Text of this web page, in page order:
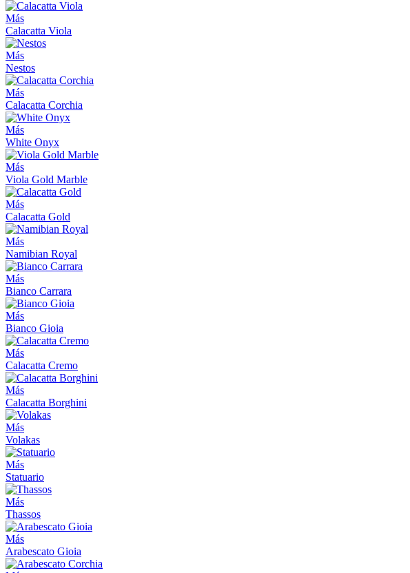
Más
Calacatta Viola
Más
Nestos
Más
Calacatta Corchia
Más
White Onyx
Más
Viola Gold Marble
Más
Calacatta Gold
Más
Namibian Royal
Más
Bianco Carrara
Más
Bianco Gioia
Más
Calacatta Cremo
Más
Calacatta Borghini
Más
Volakas
Más
Statuario
Más
Thassos
Más
Arabescato Gioia